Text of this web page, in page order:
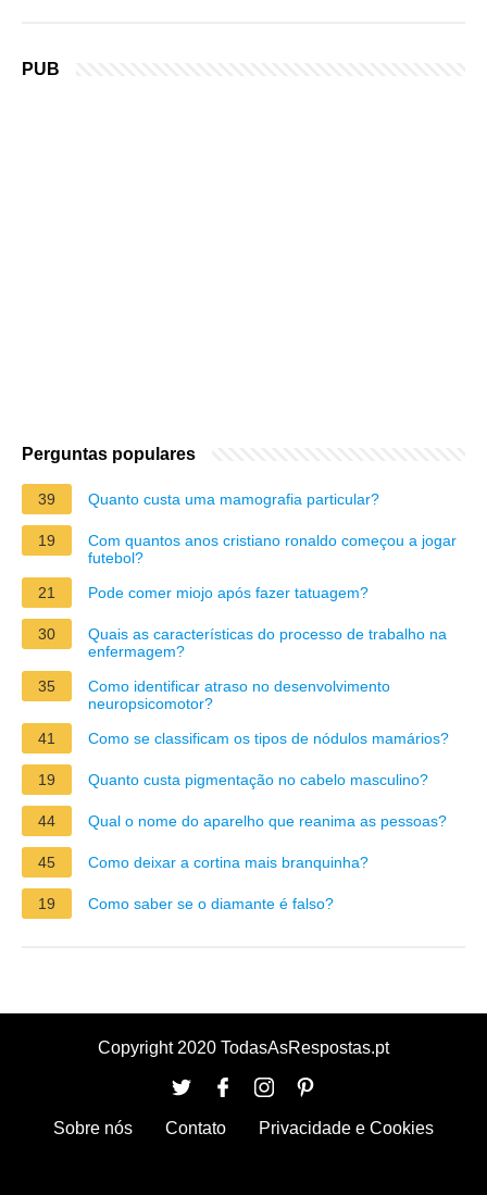
PUB
Perguntas populares
39 Quanto custa uma mamografia particular?
19
Com quantos anos cristiano ronaldo começou a jogar
futebol?
21
Pode comer miojo após fazer tatuagem?
30
Quais as características do processo de trabalho na
enfermagem?
35
Como identificar atraso no desenvolvimento
neuropsicomotor?
41
Como se classificam os tipos de nódulos mamários?
19 Quanto custa pigmentação no cabelo masculino?
44 Qual o nome do aparelho que reanima as pessoas?
45 Como deixar a cortina mais branquinha?
19 Como saber se o diamante é falso?
Copyright 2020 TodasAsRespostas.pt
Sobre nós Contato Privacidade e Cookies